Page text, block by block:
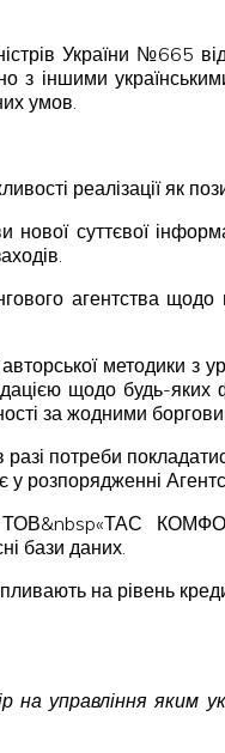
України №665
з іншими
умов.
реалізації як
суттєвої
агентства щодо
методики з
щодо будь-яких
за жодними
потреби
у розпорядженні
бази даних.
на рівень
управління яким